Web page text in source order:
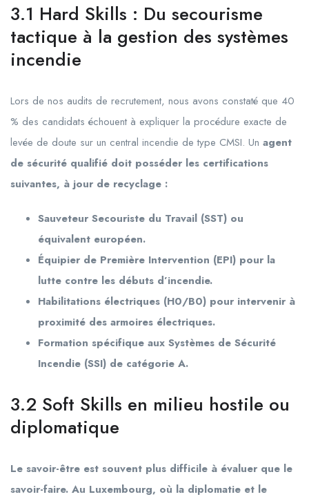
3.1 Hard Skills : Du secourisme
tactique à la gestion des systèmes
incendie
Lors de nos audits de recrutement, nous avons constaté que 40
% des candidats échouent à expliquer la procédure exacte de
levée de doute sur un central incendie de type CMSI. Un agent
de sécurité qualifié doit posséder les certifications
suivantes, à jour de recyclage :
Sauveteur Secouriste du Travail (SST) ou
équivalent européen.
Équipier de Première Intervention (EPI) pour la
lutte contre les débuts d’incendie.
Habilitations électriques (H0/B0) pour intervenir à
proximité des armoires électriques.
Formation spécifique aux Systèmes de Sécurité
Incendie (SSI) de catégorie A.
3.2 Soft Skills en milieu hostile ou
diplomatique
Le savoir-être est souvent plus difficile à évaluer que le
savoir-faire. Au Luxembourg, où la diplomatie et le